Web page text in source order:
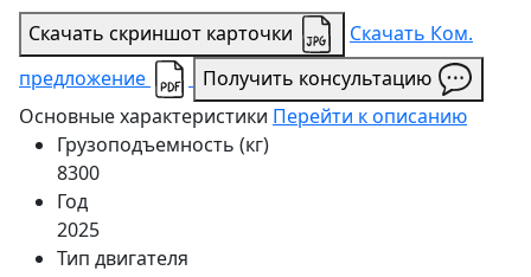
Скачать скриншот карточки
Скачать Ком.
предложение
Получить консультацию
Основные характеристики Перейти к описанию
Грузоподъемность (кг)
8300
Год
2025
Тип двигателя